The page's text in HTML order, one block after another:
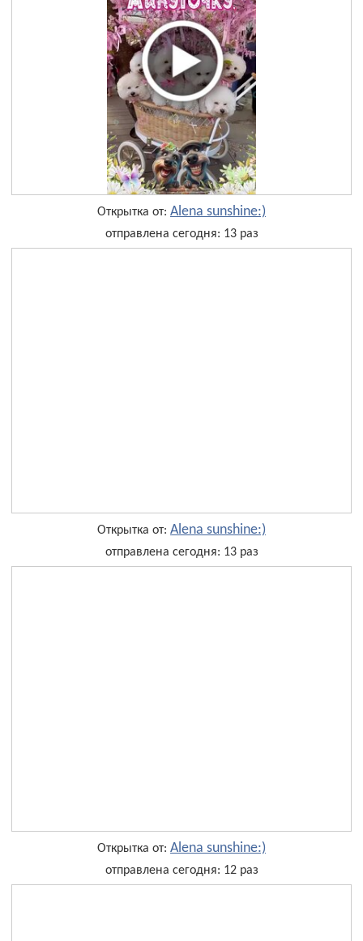
Открытка от: Alena sunshine:)
отправлена сегодня: 13 раз
Открытка от: Alena sunshine:)
отправлена сегодня: 13 раз
Открытка от: Alena sunshine:)
отправлена сегодня: 12 раз